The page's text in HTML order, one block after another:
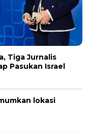
Tiga Jurnalis
Pasukan Israel
lokasi